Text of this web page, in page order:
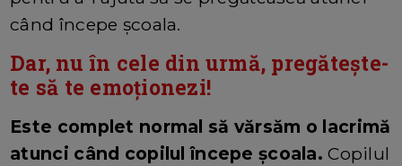
când începe școala.
Dar, nu în cele din urmă, pregătește-
te să te emoționezi!
Este complet normal să vărsăm o lacrimă
atunci când copilul începe școala.Copilul